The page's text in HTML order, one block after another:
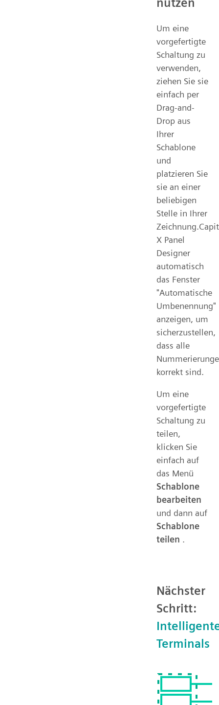
Um eine
vorgefertigte
Schaltung zu
verwenden,
ziehen Sie sie
einfach per
Drag-and-
Drop aus
Ihrer
Schablone
und
platzieren Sie
sie an einer
beliebigen
Stelle in Ihrer
X Panel
Designer
automatisch
das Fenster
"Automatische
Umbenennung"
anzeigen, um
sicherzustellen,
dass alle
korrekt sind.
Um eine
vorgefertigte
Schaltung zu
teilen,
klicken Sie
einfach auf
das Menü
Schablone
bearbeiten
und dann auf
Schablone
teilen .
Nächster
Schritt:
Terminals